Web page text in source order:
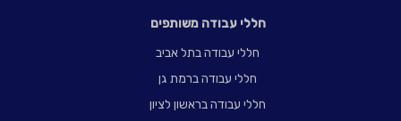
חללי עבודה משותפים
חללי עבודה בתל אביב
חללי עבודה ברמת גן
חללי עבודה בראשון לציון